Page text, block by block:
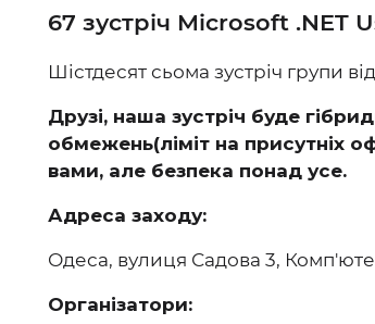
67 зустріч Microsoft .NET
Шістдесят сьома зустріч групи
Друзі, наша зустріч буде
обмежень(ліміт на присутніх
вами, але безпека понад усе.
Адреса заходу:
Одеса, вулиця Садова 3,
Організатори: